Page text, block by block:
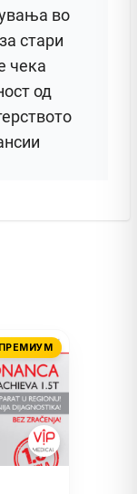
во
стари
чека
од
ПРЕМИУМ